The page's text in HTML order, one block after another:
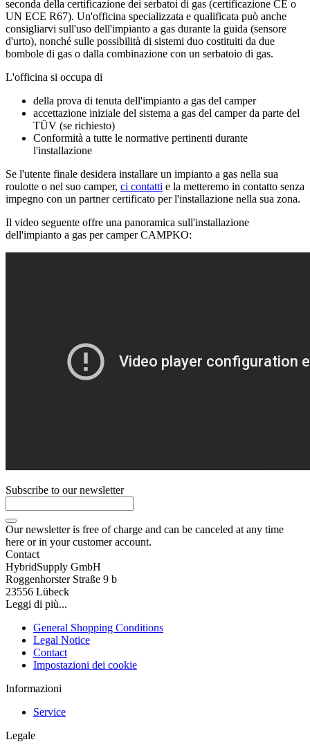
seconda della certificazione dei serbatoi di gas (certificazione CE o
UN ECE R67). Un'officina specializzata e qualificata può anche
consigliarvi sull'uso dell'impianto a gas durante la guida (sensore
d'urto), nonché sulle possibilità di sistemi duo costituiti da due
bombole di gas o dalla combinazione con un serbatoio di gas.
L'officina si occupa di
della prova di tenuta dell'impianto a gas del camper
accettazione iniziale del sistema a gas del camper da parte del
TÜV (se richiesto)
Conformità a tutte le normative pertinenti durante
l'installazione
Se l'utente finale desidera installare un impianto a gas nella sua
roulotte o nel suo camper, ci contatti e la metteremo in contatto senza
impegno con un partner certificato per l'installazione nella sua zona.
Il video seguente offre una panoramica sull'installazione
dell'impianto a gas per camper CAMPKO:
Subscribe to our newsletter
Our newsletter is free of charge and can be canceled at any time
here or in your customer account.
Contact
HybridSupply GmbH
Roggenhorster Straße 9 b
23556 Lübeck
Leggi di più...
General Shopping Conditions
Legal Notice
Contact
Impostazioni dei cookie
Informazioni
Service
Legale